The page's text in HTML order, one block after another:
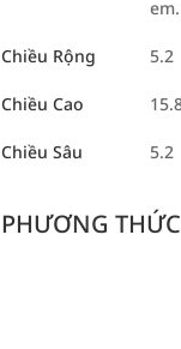
em.
Chiều Rộng 5.2
Chiều Cao
Chiều Sâu 5.2
PHƯƠNG